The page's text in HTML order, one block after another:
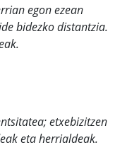
egon ezean
bidezko distantzia.
etxebizitzen
eta herrialdeak.